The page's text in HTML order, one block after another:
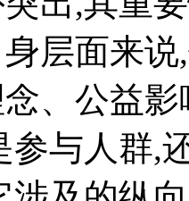
面来说,
、公益
参与人群,